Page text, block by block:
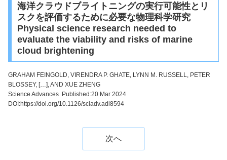
海洋クラウドブライトニングの実行可能性とリ
スクを評価するために必要な物理科学研究
Physical science research needed to
evaluate the viability and risks of marine
cloud brightening
GRAHAM FEINGOLD, VIRENDRA P. GHATE, LYNN M. RUSSELL, PETER
BLOSSEY, […], AND XUE ZHENG
Science Advances Published:20 Mar 2024
DOI:https://doi.org/10.1126/sciadv.adi8594
次へ